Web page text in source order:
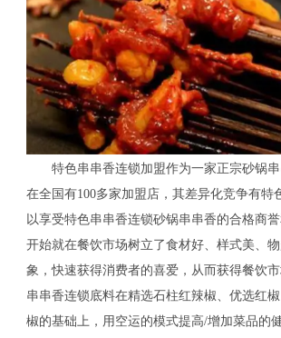
特色串串香连锁加盟作为一家正宗砂锅串
在全国有100多家加盟店，其差异化竞争有特
以享受特色串串香连锁砂锅串串香的合格商
开始就在餐饮市场树立了食材好、样式美、
象，快速获得消费者的喜爱，从而获得餐饮
串串香连锁底料在精选石柱红辣椒、优选红
椒的基础上，用空运的模式提高/增加菜品的